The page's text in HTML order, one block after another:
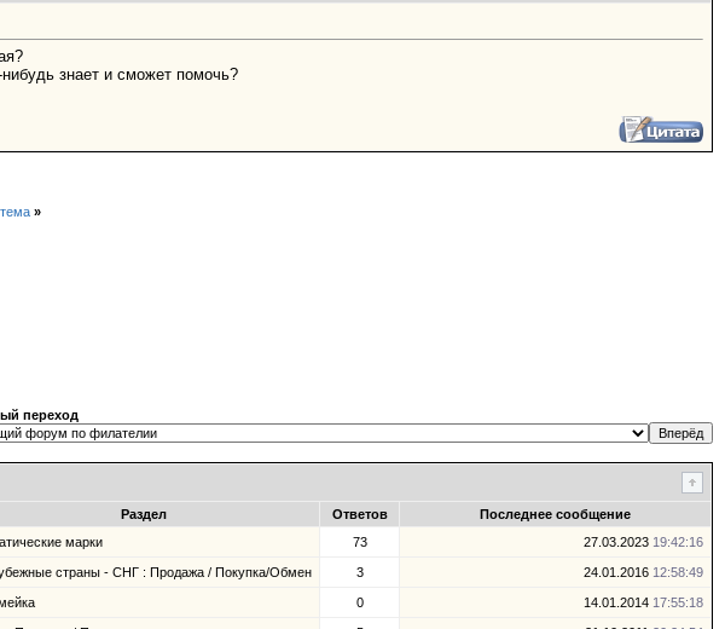
знает и сможет помочь?
»
переход
Раздел Ответов
Последнее сообщение
марки 73 27.03.2023 19:42:16
страны - СНГ : Продажа / Покупка/Обмен 3 24.01.2016 12:58:49
0 14.01.2014 17:55:18